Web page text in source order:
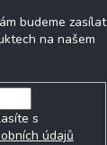
budeme zasílat
na našem
s
údajů